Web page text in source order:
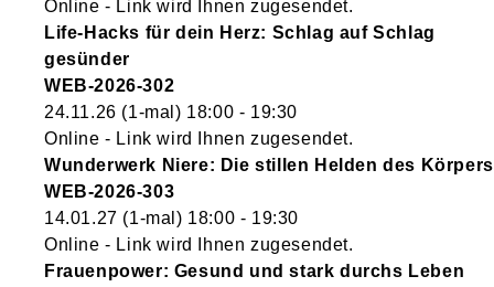
Online - Link wird Ihnen zugesendet.
Life-Hacks für dein Herz: Schlag auf Schlag
gesünder
WEB-2026-302
24.11.26 (1-mal) 18:00 - 19:30
Online - Link wird Ihnen zugesendet.
Wunderwerk Niere: Die stillen Helden des Körpers
WEB-2026-303
14.01.27 (1-mal) 18:00 - 19:30
Online - Link wird Ihnen zugesendet.
Frauenpower: Gesund und stark durchs Leben